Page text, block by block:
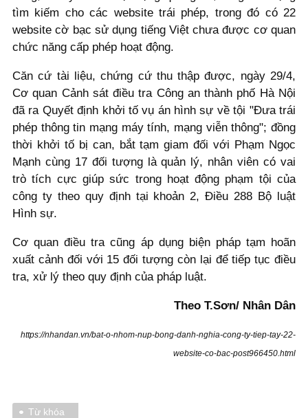
tìm kiếm cho các website trái phép, trong đó có 22
website cờ bạc sử dụng tiếng Việt chưa được cơ quan
chức năng cấp phép hoạt động.
Căn cứ tài liệu, chứng cứ thu thập được, ngày 29/4,
Cơ quan Cảnh sát điều tra Công an thành phố Hà Nội
đã ra Quyết định khởi tố vụ án hình sự về tội "Đưa trái
phép thông tin mạng máy tính, mạng viễn thông"; đồng
thời khởi tố bị can, bắt tạm giam đối với Phạm Ngọc
Mạnh cùng 17 đối tượng là quản lý, nhân viên có vai
trò tích cực giúp sức trong hoạt động phạm tội của
công ty theo quy định tại khoản 2, Điều 288 Bộ luật
Hình sự.
Cơ quan điều tra cũng áp dụng biện pháp tạm hoãn
xuất cảnh đối với 15 đối tượng còn lại để tiếp tục điều
tra, xử lý theo quy định của pháp luật.
Theo T.Sơn/ Nhân Dân
https://nhandan.vn/bat-o-nhom-nup-bong-danh-nghia-cong-ty-tiep-tay-22-
website-co-bac-post966450.html
Từ khóa